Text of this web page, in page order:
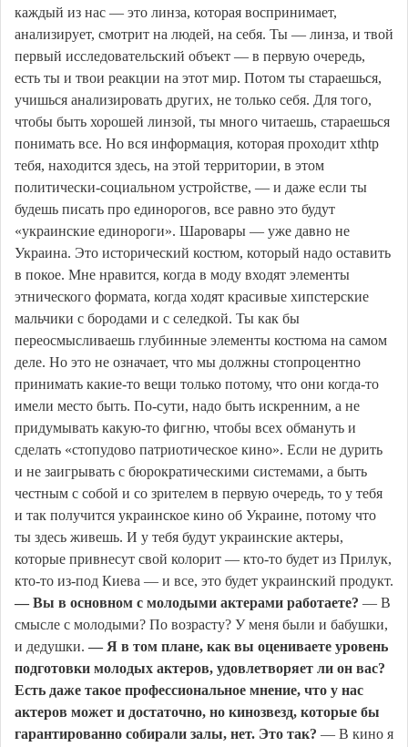
каждый из нас — это линза, которая воспринимает,
анализирует, смотрит на людей, на себя. Ты — линза, и твой
первый исследовательский объект — в первую очередь,
есть ты и твои реакции на этот мир. Потом ты стараешься,
учишься анализировать других, не только себя. Для того,
чтобы быть хорошей линзой, ты много читаешь, стараешься
понимать все. Но вся информация, которая проходит xthtp
тебя, находится здесь, на этой территории, в этом
политически-социальном устройстве, — и даже если ты
будешь писать про единорогов, все равно это будут
«украинские единороги». Шаровары — уже давно не
Украина. Это исторический костюм, который надо оставить
в покое. Мне нравится, когда в моду входят элементы
этнического формата, когда ходят красивые хипстерские
мальчики с бородами и с селедкой. Ты как бы
переосмысливаешь глубинные элементы костюма на самом
деле. Но это не означает, что мы должны стопроцентно
принимать какие-то вещи только потому, что они когда-то
имели место быть. По-сути, надо быть искренним, а не
придумывать какую-то фигню, чтобы всех обмануть и
сделать «стопудово патриотическое кино». Если не дурить
и не заигрывать с бюрократическими системами, а быть
честным с собой и со зрителем в первую очередь, то у тебя
и так получится украинское кино об Украине, потому что
ты здесь живешь. И у тебя будут украинские актеры,
которые привнесут свой колорит — кто-то будет из Прилук,
кто-то из-под Киева — и все, это будет украинский продукт.
— Вы в основном с молодыми актерами работаете? — В
смысле с молодыми? По возрасту? У меня были и бабушки,
и дедушки. — Я в том плане, как вы оцениваете уровень
подготовки молодых актеров, удовлетворяет ли он вас?
Есть даже такое профессиональное мнение, что у нас
актеров может и достаточно, но кинозвезд, которые бы
гарантированно собирали залы, нет. Это так? — В кино я